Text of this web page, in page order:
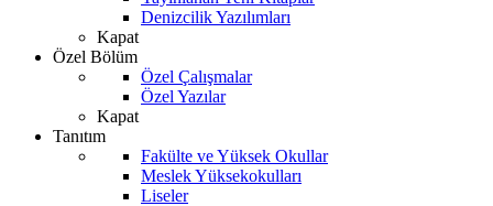
Denizcilik Yazılımları
Kapat
Özel Bölüm
Özel Çalışmalar
Özel Yazılar
Kapat
Tanıtım
Fakülte ve Yüksek Okullar
Meslek Yüksekokulları
Liseler